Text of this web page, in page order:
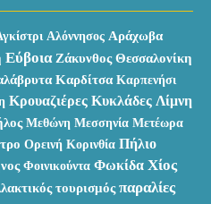
Αλόννησος Αράχωβα
Εύβοια Ζάκυνθος Θεσσαλονίκη
Καρδίτσα Καρπενήσι
Κρουαζιέρες Κυκλάδες Λίμνη
Μεθώνη Μεσσηνία Μετέωρα
Ορεινή Κορινθία Πήλιο
Φοινικούντα Φωκίδα Χίος
τουρισμός παραλίες